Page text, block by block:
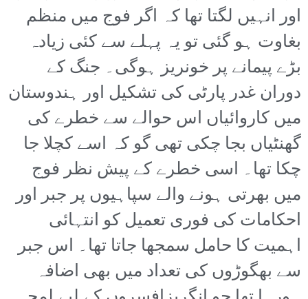
اور انہیں لگتا تھا کہ اگر فوج میں منظم
بغاوت ہو گئی تو یہ پہلے سے کئی زیادہ
بڑے پیمانے پر خونریز ہوگی۔ جنگ کے
دوران غدر پارٹی کی تشکیل اور ہندوستان
میں کاروائیاں اس حوالے سے خطرے کی
گھنٹیاں بجا چکی تھی گو کہ اسے کچلا جا
چکا تھا۔ اسی خطرے کے پیش نظر فوج
میں بھرتی ہونے والے سپاہیوں پر جبر اور
احکامات کی فوری تعمیل کو انتہائی
اہمیت کا حامل سمجھا جاتا تھا۔ اس جبر
سے بھگوڑوں کی تعداد میں بھی اضافہ